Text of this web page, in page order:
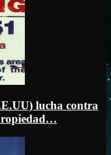
lucha contra